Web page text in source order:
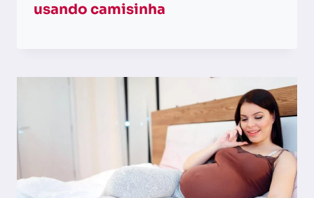
usando camisinha